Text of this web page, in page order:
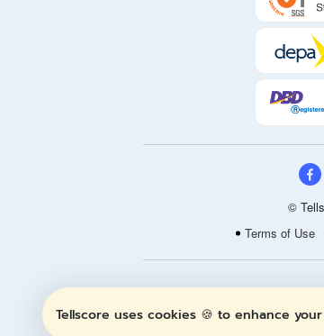
©
Terms of Use
Tellscore uses cookies 🍪 to enhance